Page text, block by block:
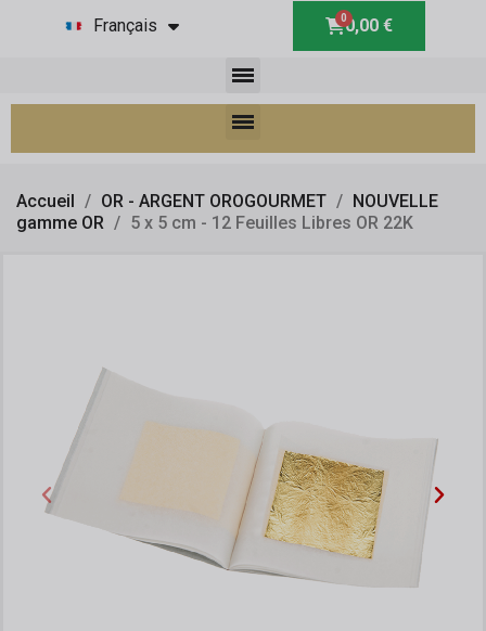
Français 0,00 €
Accueil OR - ARGENT OROGOURMET
NOUVELLE
gamme OR
5 x 5 cm - 12 Feuilles Libres OR 22K